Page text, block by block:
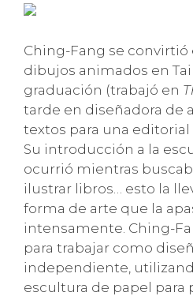
Ching-Fang se
dibujos animados en
graduación (trabajó en
tarde en diseñadora de
textos para una
Su introducción a la
ocurrió mientras
ilustrar libros… esto la
forma de arte que la
intensamente. Ching-
para trabajar como
independiente,
escultura de papel para